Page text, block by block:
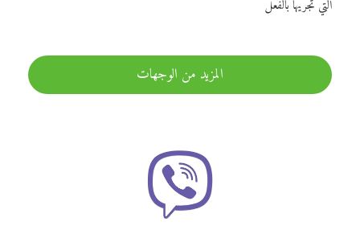
التي تجريها بالفعل
المزيد من الوجهات